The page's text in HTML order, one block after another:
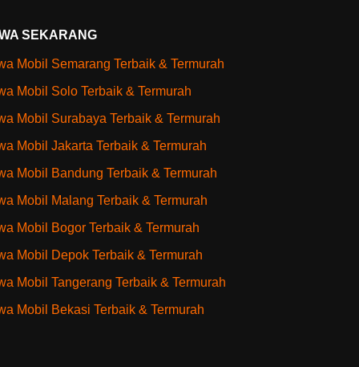
SEKARANG
Mobil Semarang Terbaik & Termurah
Mobil Solo Terbaik & Termurah
Mobil Surabaya Terbaik & Termurah
Mobil Jakarta Terbaik & Termurah
Mobil Bandung Terbaik & Termurah
Mobil Malang Terbaik & Termurah
Mobil Bogor Terbaik & Termurah
Mobil Depok Terbaik & Termurah
Mobil Tangerang Terbaik & Termurah
Mobil Bekasi Terbaik & Termurah